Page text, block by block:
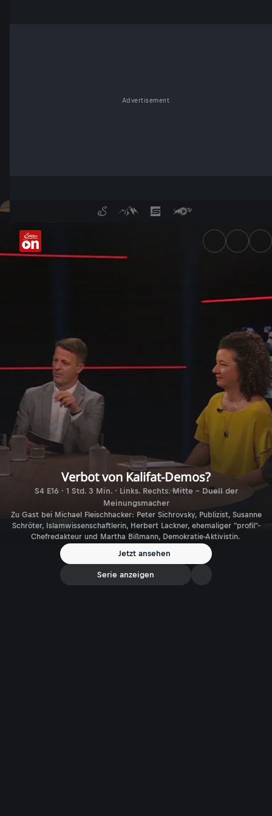
Advertisement
Demo für das Kalifat: Hass
Verbot von Kalifat-Demos?
S4 E16 · 1 Std. 3 Min. · Links. Rechts. Mitte - Duell der
Meinungsmacher
Zu Gast bei Michael Fleischhacker: Peter Sichrovsky, Publizist, Susanne
Schröter, Islamwissenschaftlerin, Herbert Lackner, ehemaliger "profil"-
Chefredakteur und Martha Bißmann, Demokratie-Aktivistin.
Jetzt ansehen
Serie anzeigen